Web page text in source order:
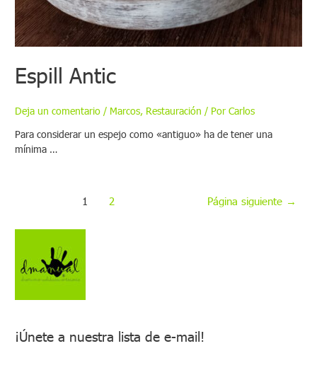
Espill Antic
Deja un comentario / Marcos, Restauración / PorCarlos
Para considerar un espejo como «antiguo» ha de tener una
mínima …
1 2 Página siguiente →
¡Únete a nuestra lista de e-mail!